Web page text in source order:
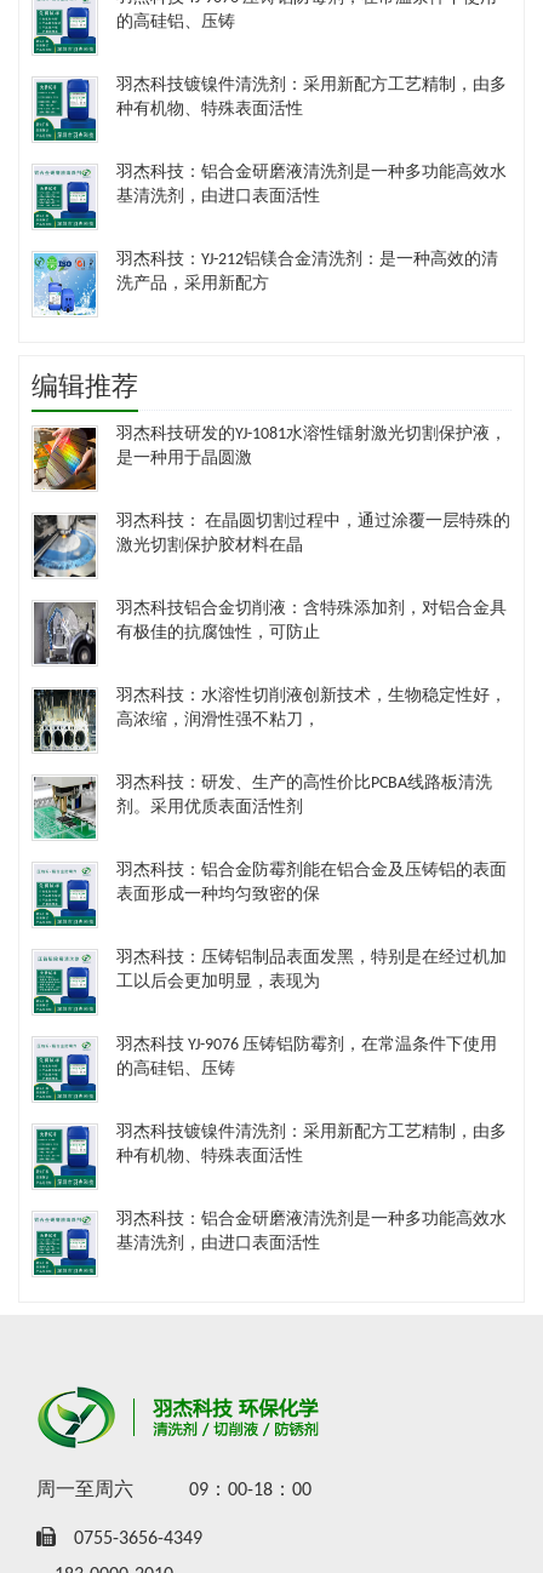
的高硅铝、压铸
羽杰科技镀镍件清洗剂​：采用新配方工艺精制，由多
种有机物、特殊表面活性
羽杰科技：铝合金研磨液清洗剂是一种多功能高效水
基清洗剂，由进口表面活性
羽杰科技：YJ-212铝镁合金清洗剂：是一种高效的清
洗产品，采用新配方
编辑推荐
羽杰科技研发的YJ-1081水溶性镭射激光切割保护液，
是一种用于晶圆激
羽杰科技： 在晶圆切割过程中，通过涂覆一层特殊的
激光切割保护胶材料在晶
羽杰科技铝合金切削液：含特殊添加剂，对铝合金具
有极佳的抗腐蚀性，可防止
羽杰科技：水溶性切削液创新技术，生物稳定性好，
高浓缩，润滑性强不粘刀，
羽杰科技：研发、生产的高性价比PCBA线路板清洗
剂。采用优质表面活性剂
羽杰科技：铝合金防霉剂能在铝合金及压铸铝的表面
表面形成一种均匀致密的保
羽杰科技：压铸铝制品表面发黑，特别是在经过机加
工以后会更加明显，表现为
羽杰科技 YJ-9076 压铸铝防霉剂，在常温条件下使用
的高硅铝、压铸
羽杰科技镀镍件清洗剂​：采用新配方工艺精制，由多
种有机物、特殊表面活性
羽杰科技：铝合金研磨液清洗剂是一种多功能高效水
基清洗剂，由进口表面活性
周一至周六 09：00-18：00
0755-3656-4349